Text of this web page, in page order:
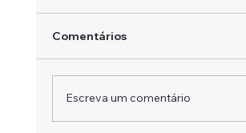
Um Campeão em
Comentários
Escreva um comentário